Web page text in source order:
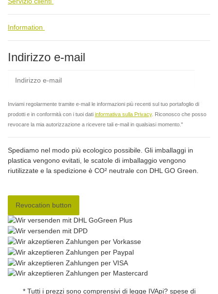
Information
Indirizzo e-mail
Inviami regolarmente tramite e-mail le informazioni più recenti sul tuo portafoglio di
prodotti e in conformità con i tuoi dati informativa sulla Privacy. Riconosco che posso
revocare la mia autorizzazione a ricevere tali e-mail in qualsiasi momento."
Spediamo nel modo più ecologico possibile. Gli imballaggi in
plastica vengono evitati, le scatole di imballaggio vengono
riutilizzate e la spedizione è CO² neutrale con DHL GO Green.
Revocation button
* Tutti i prezzi sono comprensivi di legge IVApi? spese di